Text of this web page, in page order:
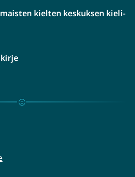
kielten keskuksen kieli-